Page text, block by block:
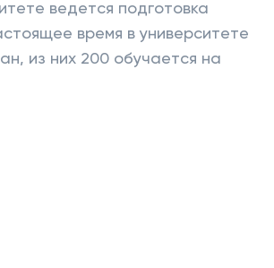
ведется подготовка
время в университете
из них 200 обучается на